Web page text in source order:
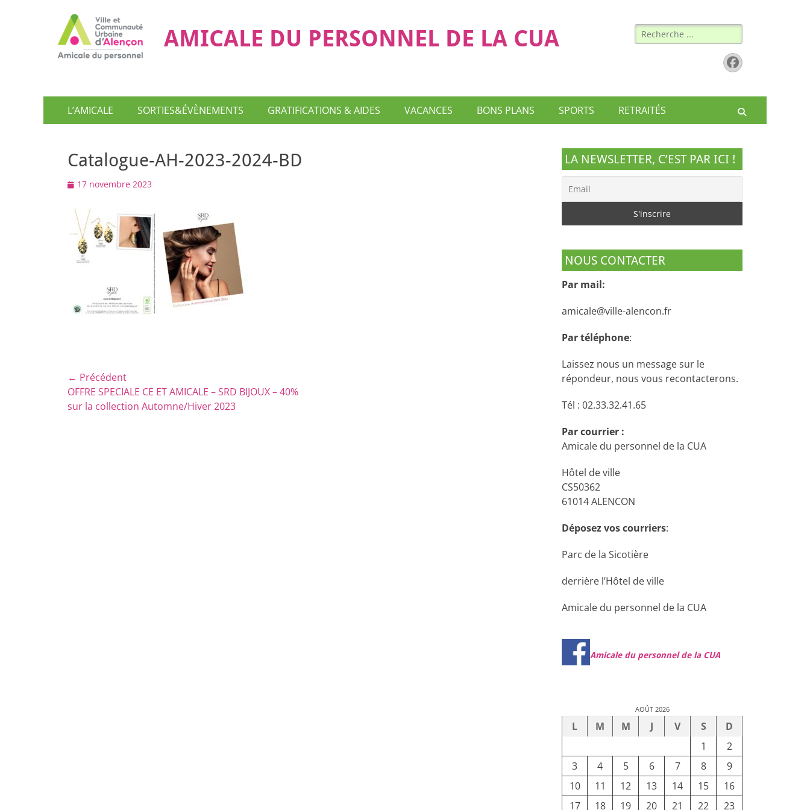
AMICALE DU PERSONNEL DE LA CUA Rechercher :
Facebook
Menu
principal
L’AMICALE SORTIES&ÉVÈNEMENTS GRATIFICATIONS & AIDES VACANCES BONS PLANS SPORTS RETRAITÉS
Catalogue-AH-2023-2024-BD
Posted
17 novembre 2023
Navigation
de
← Précédent
Article
précédent :
OFFRE SPECIALE CE ET AMICALE – SRD BIJOUX – 40%
sur la collection Automne/Hiver 2023
LA NEWSLETTER, C’EST PAR ICI !
NOUS CONTACTER
Par mail:
amicale@ville-alencon.fr
Par téléphone:
Laissez nous un message sur le
répondeur, nous vous recontacterons.
Tél : 02.33.32.41.65
Par courrier :
Amicale du personnel de la CUA
Hôtel de ville
CS50362
61014 ALENCON
Déposez vos courriers:
Parc de la Sicotière
derrière l’Hôtel de ville
Amicale du personnel de la CUA
Amicale du personnel de la CUA
AOÛT 2026
L M M J V S
D
1
2
3
4 5 6 7 8
9
10
11 12 13 14 15
16
17
18 19 20 21 22 23